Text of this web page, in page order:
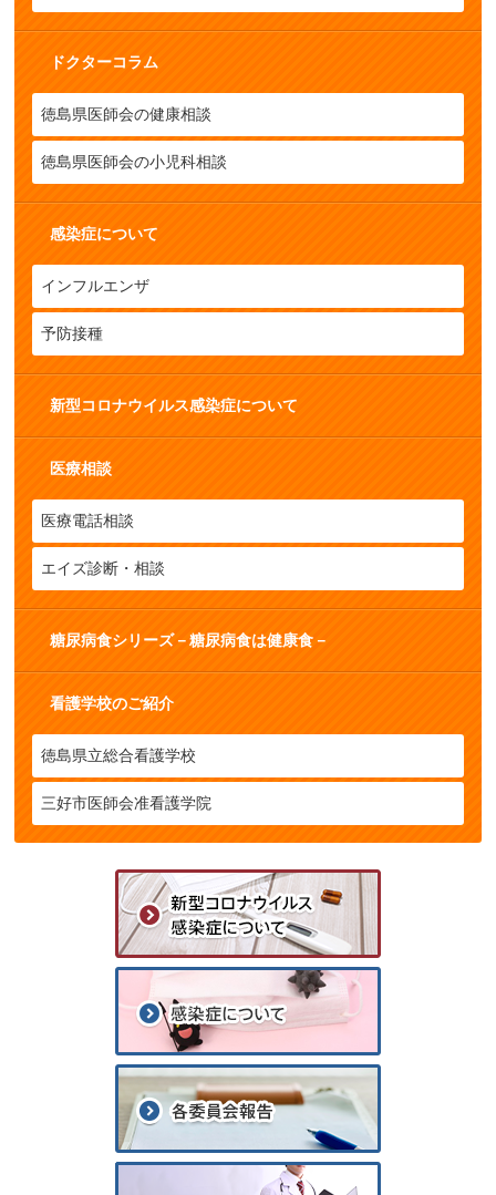
ドクターコラム
徳島県医師会の健康相談
徳島県医師会の小児科相談
感染症について
インフルエンザ
予防接種
新型コロナウイルス感染症について
医療相談
医療電話相談
エイズ診断・相談
糖尿病食シリーズ－糖尿病食は健康食－
看護学校のご紹介
徳島県立総合看護学校
三好市医師会准看護学院